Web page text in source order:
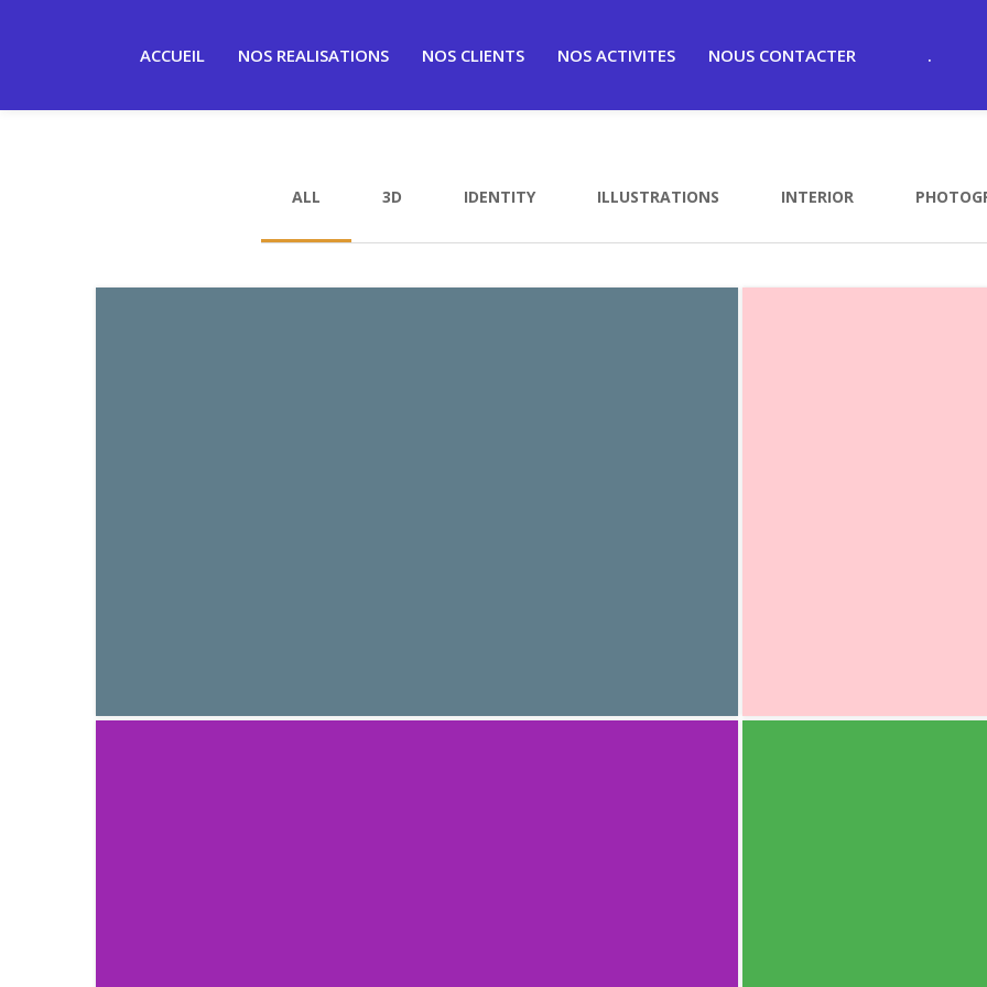
ACCUEIL NOS REALISATIONS NOS CLIENTS NOS ACTIVITES NOUS CONTACTER .
ALL 3D IDENTITY ILLUSTRATIONS INTERIOR